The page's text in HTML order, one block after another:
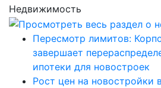
Недвижимость
Пересмотр лимитов:
завершает
ипотеки для новостроек
Рост цен на новостройки